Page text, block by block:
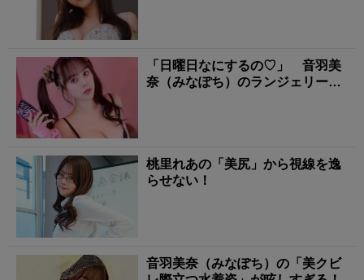
「日曜日なにするの♡」 音羽美
奈（みなぽち）のランジェリー姿
桃里れあの「美尻」から視線を逸
らせない！
音羽美奈（みなぽち）の「美クビ